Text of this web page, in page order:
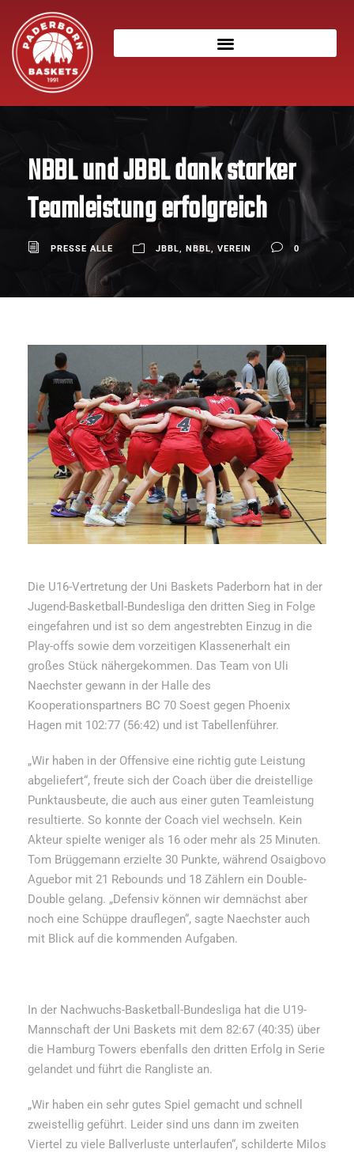
NBBL und JBBL dank starker
Teamleistung erfolgreich
PRESSE ALLE JBBL, NBBL, VEREIN 0
Die U16-Vertretung der Uni Baskets Paderborn hat in der
Jugend-Basketball-Bundesliga den dritten Sieg in Folge
eingefahren und ist so dem angestrebten Einzug in die
Play-offs sowie dem vorzeitigen Klassenerhalt ein
großes Stück nähergekommen. Das Team von Uli
Naechster gewann in der Halle des
Kooperationspartners BC 70 Soest gegen Phoenix
Hagen mit 102:77 (56:42) und ist Tabellenführer.
„Wir haben in der Offensive eine richtig gute Leistung
abgeliefert“, freute sich der Coach über die dreistellige
Punktausbeute, die auch aus einer guten Teamleistung
resultierte. So konnte der Coach viel wechseln. Kein
Akteur spielte weniger als 16 oder mehr als 25 Minuten.
Tom Brüggemann erzielte 30 Punkte, während Osaigbovo
Aguebor mit 21 Rebounds und 18 Zählern ein Double-
Double gelang. „Defensiv können wir demnächst aber
noch eine Schüppe drauflegen“, sagte Naechster auch
mit Blick auf die kommenden Aufgaben.
In der Nachwuchs-Basketball-Bundesliga hat die U19-
Mannschaft der Uni Baskets mit dem 82:67 (40:35) über
die Hamburg Towers ebenfalls den dritten Erfolg in Serie
gelandet und führt die Rangliste an.
„Wir haben ein sehr gutes Spiel gemacht und schnell
zweistellig geführt. Leider sind uns dann im zweiten
Viertel zu viele Ballverluste unterlaufen“, schilderte Milos